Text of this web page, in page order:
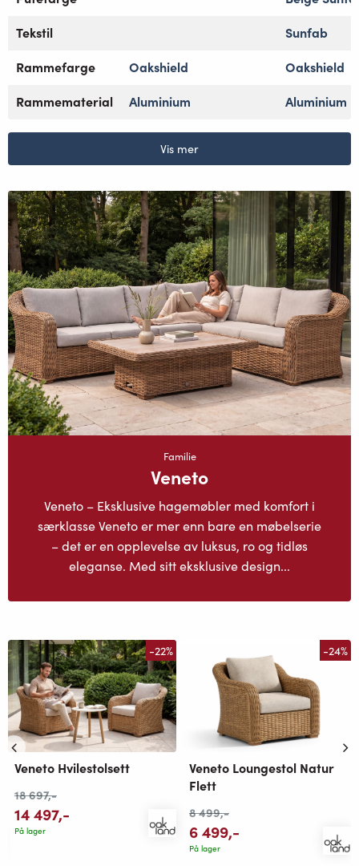
Tekstil
Sunfab
Rammefarge
Oakshield
Oakshield
Rammematerial
Aluminium Aluminium
Vis mer
Familie
Veneto
Veneto – Eksklusive hagemøbler med komfort i
særklasse Veneto er mer enn bare en møbelserie
– det er en opplevelse av luksus, ro og tidløs
eleganse. Med sitt eksklusive design...
-22%
Veneto Hvilestolsett
18 697,-
14 497,-
På lager
-24%
Veneto Loungestol Natur
Flett
8 499,-
6 499,-
På lager